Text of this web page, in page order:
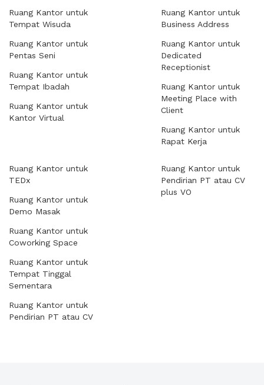
Ruang Kantor untuk
Tempat Wisuda
Ruang Kantor untuk
Pentas Seni
Ruang Kantor untuk
Tempat Ibadah
Ruang Kantor untuk
Kantor Virtual
Ruang Kantor untuk
Business Address
Ruang Kantor untuk
Dedicated
Receptionist
Ruang Kantor untuk
Meeting Place with
Client
Ruang Kantor untuk
Rapat Kerja
Ruang Kantor untuk
TEDx
Ruang Kantor untuk
Demo Masak
Ruang Kantor untuk
Coworking Space
Ruang Kantor untuk
Tempat Tinggal
Sementara
Ruang Kantor untuk
Pendirian PT atau CV
Ruang Kantor untuk
Pendirian PT atau CV
plus VO